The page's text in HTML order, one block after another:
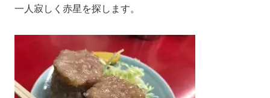
一人寂しく赤星を探します。